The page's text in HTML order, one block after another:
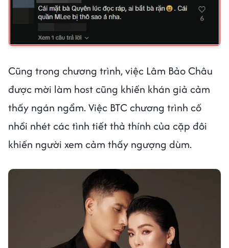
Cũng trong chương trình, việc Lâm Bảo Châu
được mời làm host cũng khiến khán giả cảm
thấy ngán ngẩm. Việc BTC chương trình cố
nhồi nhét các tình tiết thả thính của cặp đôi
khiến người xem cảm thấy ngượng dùm.